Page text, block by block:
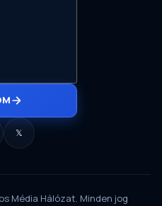
𝕏
Média Hálózat. Minden jog